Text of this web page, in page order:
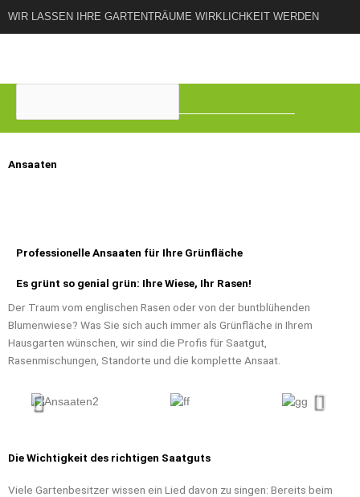
WIR LASSEN IHRE GARTENTRÄUME WIRKLICHKEIT WERDEN
Ansaaten
Professionelle Ansaaten für Ihre Grünfläche
Es grünt so genial grün: Ihre Wiese, Ihr Rasen!
Der Traum vom englischen Rasen oder von der buntblühenden
Blumenwiese? Was Sie sich auch immer als Grünfläche in Ihrem
Hausgarten wünschen, wir sind die Profis für Saatgut,
Rasenmischungen, Standorte und die komplette Ansaat.
Die Wichtigkeit des richtigen Saatguts
Viele Gartenbesitzer wissen ein Lied davon zu singen: Bereits beim